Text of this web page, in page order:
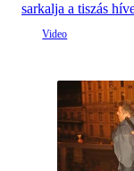
sarkalja a tiszás